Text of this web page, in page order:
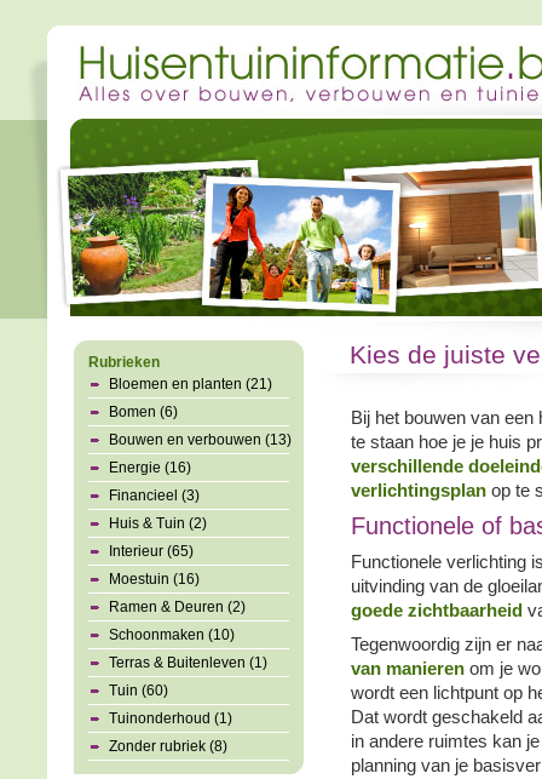
Rubrieken
Bloemen en planten (21)
Bomen (6)
Bouwen en verbouwen (13)
Energie (16)
Financieel (3)
Huis & Tuin (2)
Interieur (65)
Moestuin (16)
Ramen & Deuren (2)
Schoonmaken (10)
Terras & Buitenleven (1)
Tuin (60)
Tuinonderhoud (1)
Zonder rubriek (8)
Kies de juiste
Bij het bouwen van
te staan hoe je je huis
verschillende
verlichtingsplan op te
Functionele of
Functionele verlichting
uitvinding van de
goede zichtbaarheid
Tegenwoordig zijn er
van manieren om je
wordt een lichtpunt op
Dat wordt geschakeld
in andere ruimtes kan
planning van je